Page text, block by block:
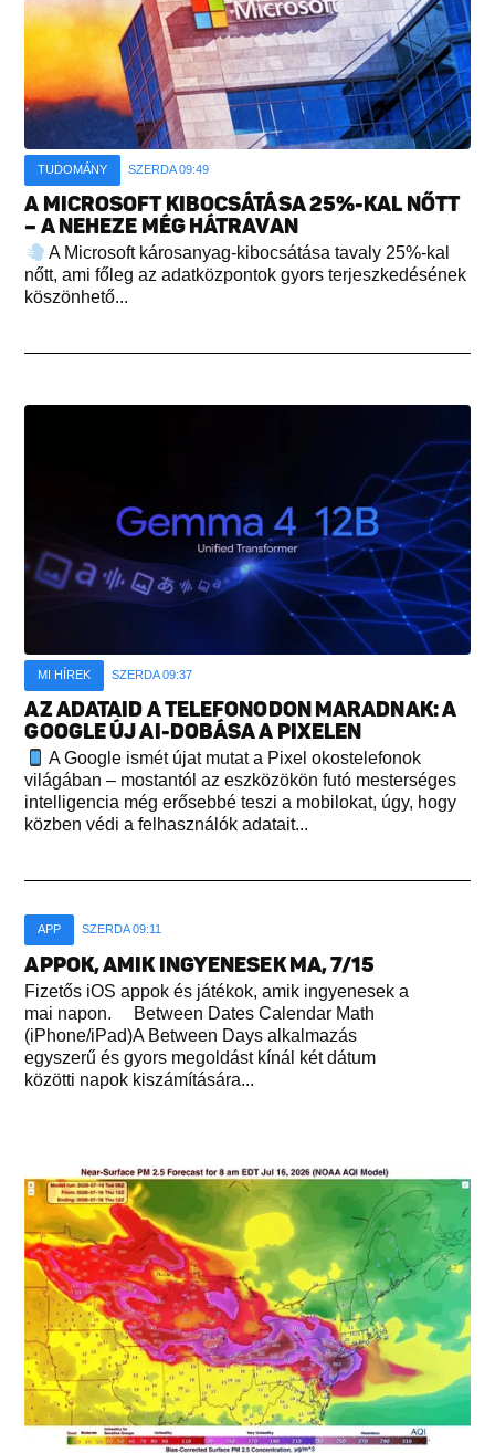
TUDOMÁNY SZERDA 09:49
A MICROSOFT KIBOCSÁTÁSA 25%-KAL NŐTT
– A NEHEZE MÉG HÁTRAVAN
A Microsoft károsanyag-kibocsátása tavaly 25%-kal
nőtt, ami főleg az adatközpontok gyors terjeszkedésének
köszönhető...
MI HÍREK SZERDA 09:37
AZ ADATAID A TELEFONODON MARADNAK: A
GOOGLE ÚJ AI-DOBÁSA A PIXELEN
A Google ismét újat mutat a Pixel okostelefonok
világában – mostantól az eszközökön futó mesterséges
intelligencia még erősebbé teszi a mobilokat, úgy, hogy
közben védi a felhasználók adatait...
APP SZERDA 09:11
APPOK, AMIK INGYENESEK MA, 7/15
Fizetős iOS appok és játékok, amik ingyenesek a
mai napon. Between Dates Calendar Math
(iPhone/iPad)A Between Days alkalmazás
egyszerű és gyors megoldást kínál két dátum
közötti napok kiszámítására...